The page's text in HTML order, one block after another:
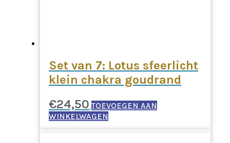
Set van 7: Lotus sfeerlicht
klein chakra goudrand
€24,50 TOEVOEGEN AAN
WINKELWAGEN